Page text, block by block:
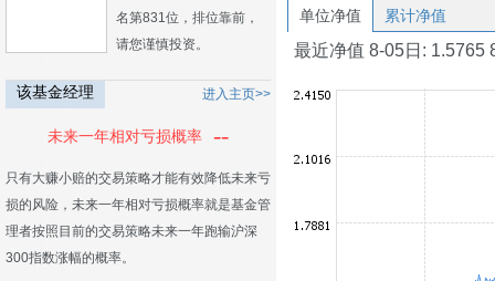
名第831位，排位靠前，
请您谨慎投资。
该基金经理 进入主页>>
未来一年相对亏损概率 --
只有大赚小赔的交易策略才能有效降低未来亏
损的风险，未来一年相对亏损概率就是基金管
理者按照目前的交易策略未来一年跑输沪深
300指数涨幅的概率。
单位净值 累计净值
最近净值 8-05日: 1.5765